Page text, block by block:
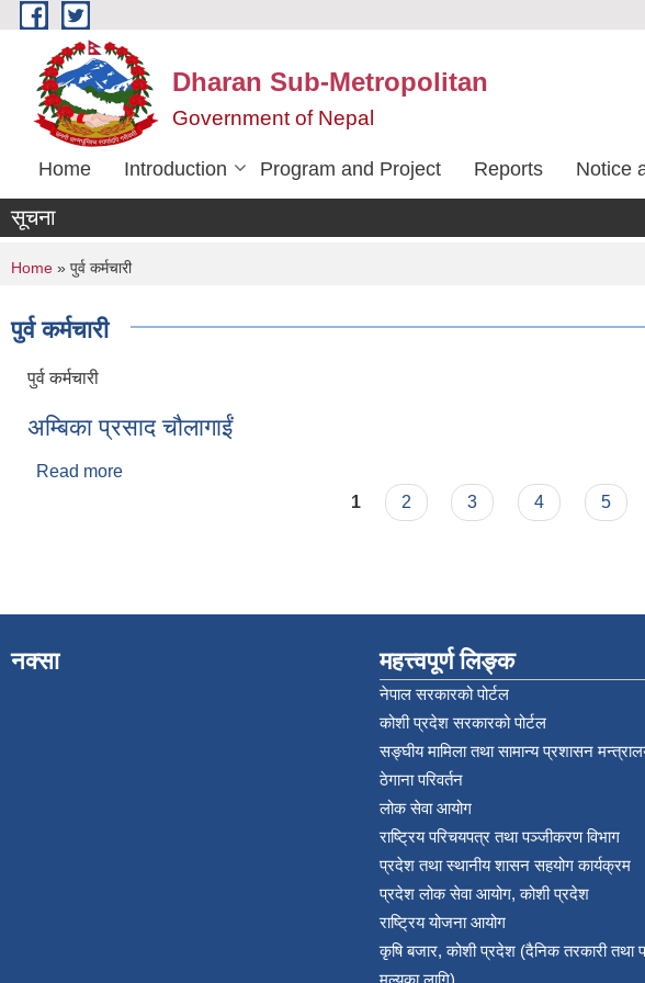
Skip to main content
Dharan Sub-Metropolitan
Government of Nepal
Home Introduction Program and Project Reports Notice
सूचना
You are here
Home » पुर्व कर्मचारी
पुर्व कर्मचारी
पुर्व कर्मचारी
अम्बिका प्रसाद चौलागाईं
Read more
1 2 3 4 5
नक्सा महत्त्वपूर्ण लिङ्क
नेपाल सरकारको पोर्टल
कोशी प्रदेश सरकारको पोर्टल
सङ्‍घीय मामिला तथा सामान्य प्रशासन
ठेगाना परिवर्तन
लोक सेवा आयोग
राष्ट्रिय परिचयपत्र तथा पञ्‍जीकरण विभाग
प्रदेश तथा स्थानीय शासन सहयोग कार्यक्रम
प्रदेश लोक सेवा आयोग, कोशी प्रदेश
राष्ट्रिय योजना आयोग
कृषि बजार, कोशी प्रदेश (दैनिक तरकारी
मुल्यका लागि)